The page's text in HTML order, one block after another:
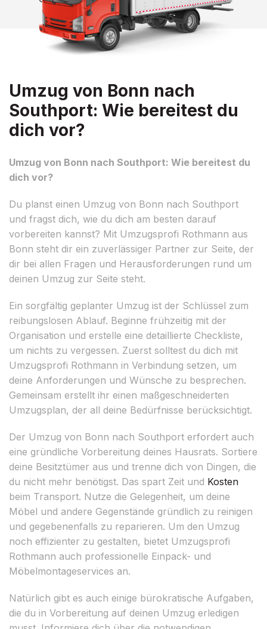
Umzug von Bonn nach
Southport: Wie bereitest du
dich vor?
Umzug von Bonn nach Southport: Wie bereitest du
dich vor?
Du planst einen Umzug von Bonn nach Southport
und fragst dich, wie du dich am besten darauf
vorbereiten kannst? Mit Umzugsprofi Rothmann aus
Bonn steht dir ein zuverlässiger Partner zur Seite, der
dir bei allen Fragen und Herausforderungen rund um
deinen Umzug zur Seite steht.
Ein sorgfältig geplanter Umzug ist der Schlüssel zum
reibungslosen Ablauf. Beginne frühzeitig mit der
Organisation und erstelle eine detaillierte Checkliste,
um nichts zu vergessen. Zuerst solltest du dich mit
Umzugsprofi Rothmann in Verbindung setzen, um
deine Anforderungen und Wünsche zu besprechen.
Gemeinsam erstellt ihr einen maßgeschneiderten
Umzugsplan, der all deine Bedürfnisse berücksichtigt.
Der Umzug von Bonn nach Southport erfordert auch
eine gründliche Vorbereitung deines Hausrats. Sortiere
deine Besitztümer aus und trenne dich von Dingen, die
du nicht mehr benötigst. Das spart Zeit und Kosten
beim Transport. Nutze die Gelegenheit, um deine
Möbel und andere Gegenstände gründlich zu reinigen
und gegebenenfalls zu reparieren. Um den Umzug
noch effizienter zu gestalten, bietet Umzugsprofi
Rothmann auch professionelle Einpack- und
Möbelmontageservices an.
Natürlich gibt es auch einige bürokratische Aufgaben,
die du in Vorbereitung auf deinen Umzug erledigen